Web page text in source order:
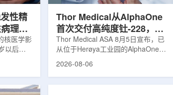
性精
理相
核医学影
以后首
症状的
性精神
Thor Medical从AlphaOne
首次交付高纯度钍-228，商
业供货启动
Thor Medical ASA 8月5日宣布，已
从位于Herøya工业园的AlphaOne生
产设施完成首批高纯度钍-228(Th-
2026-08-06